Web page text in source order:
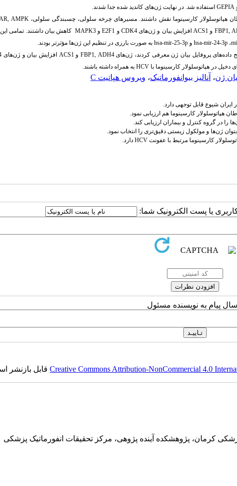
GEPIA استفاده شد. در نهایت ژن‌های کاندید شده جدا شدند.
AMPK
FBP1 و ACS1 افزایش بیان و ژن‌هایCDK4 و E2F1 وMAPK3 کاهش بیان داشتند. تمامی
، hsa-mir-24-3p و hsa-mir-25-3p به صورت بارزی در تنظیم این ژن‌ها مؤثرتر بودند.
داده‌های پروفایل بیان ژن معرفی کردند، ژن‌هایADH4
FBP1 و ACS1 افزایش بیان و ژن‌های
در هپاتوسلولار کارسینوما با HCV به همراه داشته باشند.
ژن، آنالیز بیوانفورماتیک، ویروس هپاتیت C
شیوع قابل توجهی دارد.
هپاتوسلولار کارسینوما هم ارزیابی نمود
را در گروه کنترل و بیماران ارزیابی کند.
ژن‌ها و مولکول زیستی دقیق‌تری را انتخاب نمود
کارسینوما مرتبط با عفونت
دارد
یا پست الکترونیک شما:
پیام به نویسنده مسئول
Creative Commons Attribution-NonCommercial 4.0قابل بازنشر
کرمان، پژوهشکده آینده پژوهی، مرکز تحقیقات انفورماتیک پزشکی